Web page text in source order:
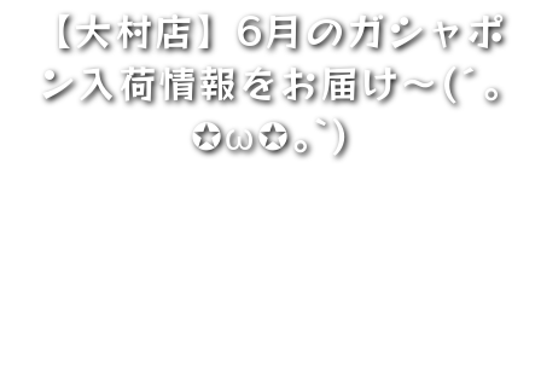
【大村店】6月のガシャポ
ン入荷情報をお届け〜(´｡
✪ω✪｡`)